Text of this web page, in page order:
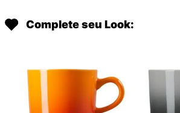
Complete seu Look: